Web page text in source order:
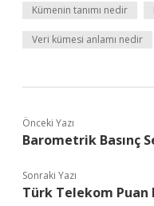
Kümenin tanımı nedir
Veri kümesi anlamı nedir
Önceki Yazı
Barometrik Basınç
Sonraki Yazı
Türk Telekom Puan